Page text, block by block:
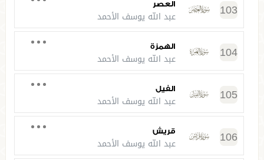
103 العصر
عبد الله يوسف الأحمد
104 الهمزة
عبد الله يوسف الأحمد
105 الفيل
عبد الله يوسف الأحمد
106 قريش
عبد الله يوسف الأحمد